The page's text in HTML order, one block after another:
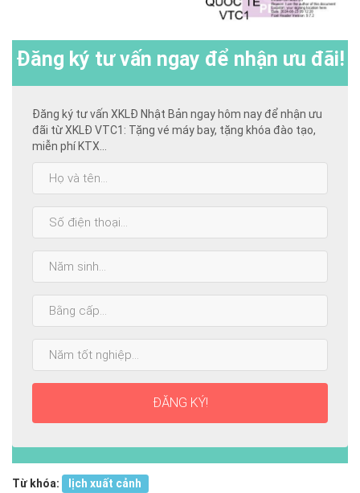
Đăng ký tư vấn ngay để nhận ưu đãi!
Đăng ký tư vấn XKLĐ Nhật Bản ngay hôm nay để nhận ưu
đãi từ XKLĐ VTC1: Tặng vé máy bay, tặng khóa đào tạo,
miễn phí KTX...
sinh:
cấp
nhất:
ĐĂNG KÝ!
Từ khóa: lịch xuất cảnh